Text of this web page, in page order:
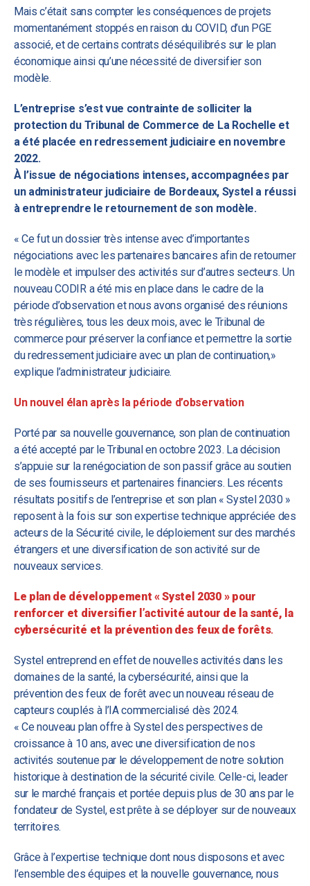
Mais c’était sans compter les conséquences de projets
momentanément stoppés en raison du COVID, d’un PGE
associé, et de certains contrats déséquilibrés sur le plan
économique ainsi qu’une nécessité de diversifier son
modèle.
L’entreprise s’est vue contrainte de solliciter la
protection du Tribunal de Commerce de La Rochelle et
a été placée en redressement judiciaire en novembre
2022.
À l’issue de négociations intenses, accompagnées par
un administrateur judiciaire de Bordeaux, Systel a réussi
à entreprendre le retournement de son modèle.
« Ce fut un dossier très intense avec d’importantes
négociations avec les partenaires bancaires afin de retourner
le modèle et impulser des activités sur d’autres secteurs. Un
nouveau CODIR a été mis en place dans le cadre de la
période d’observation et nous avons organisé des réunions
très régulières, tous les deux mois, avec le Tribunal de
commerce pour préserver la confiance et permettre la sortie
du redressement judiciaire avec un plan de continuation,»
explique l’administrateur judiciaire.
Un nouvel élan après la période d’observation
Porté par sa nouvelle gouvernance, son plan de continuation
a été accepté par le Tribunal en octobre 2023. La décision
s’appuie sur la renégociation de son passif grâce au soutien
de ses fournisseurs et partenaires financiers. Les récents
résultats positifs de l’entreprise et son plan « Systel 2030 »
reposent à la fois sur son expertise technique appréciée des
acteurs de la Sécurité civile, le déploiement sur des marchés
étrangers et une diversification de son activité sur de
nouveaux services.
Le plan de développement « Systel 2030 » pour
renforcer et diversifier l’activité autour de la santé, la
cybersécurité et la prévention des feux de forêts.
Systel entreprend en effet de nouvelles activités dans les
domaines de la santé, la cybersécurité, ainsi que la
prévention des feux de forêt avec un nouveau réseau de
capteurs couplés à l’IA commercialisé dès 2024.
« Ce nouveau plan offre à Systel des perspectives de
croissance à 10 ans, avec une diversification de nos
activités soutenue par le développement de notre solution
historique à destination de la sécurité civile. Celle-ci, leader
sur le marché français et portée depuis plus de 30 ans par le
fondateur de Systel, est prête à se déployer sur de nouveaux
territoires.
Grâce à l’expertise technique dont nous disposons et avec
l’ensemble des équipes et la nouvelle gouvernance, nous